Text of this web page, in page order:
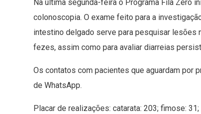
Na última segunda-feira o Programa Fila Zero
colonoscopia. O exame feito para a
intestino delgado serve para pesquisar lesões
fezes, assim como para avaliar diarreias
Os contatos com pacientes que aguardam
de WhatsApp.
Placar de realizações: catarata: 203; fimose: